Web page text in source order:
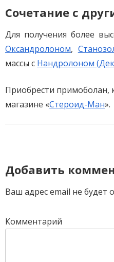
Сочетание с
Для получения более
Оксандролоном,
массы с Нандролоном
Приобрести примоболан,
магазине «Стероид-Ман».
navigation
Добавить
Ваш адрес email не будет
Комментарий